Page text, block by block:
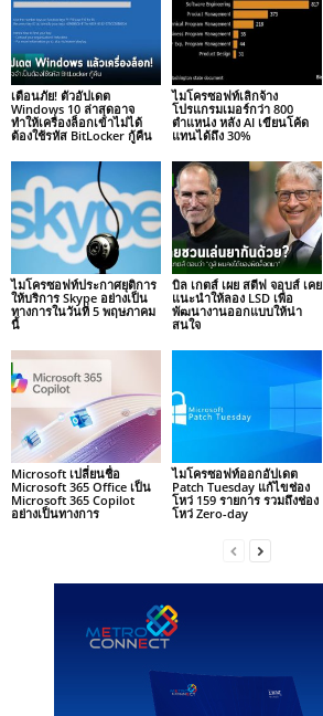
เตือนภัย! ตัวอัปเดต
Windows 10 ล่าสุดอาจ
ทำให้เครื่องล็อกเข้าไม่ได้
ต้องใช้รหัส BitLocker กู้คืน
ไมโครซอฟท์เลิกจ้าง
โปรแกรมเมอร์กว่า 800
ตำแหน่ง หลัง AI เขียนโค้ด
แทนได้ถึง 30%
ไมโครซอฟท์ประกาศยุติการ
ให้บริการ Skype อย่างเป็น
ทางการในวันที่ 5 พฤษภาคม
นี้
บิล เกตส์ เผย สตีฟ จอบส์ เคย
แนะนำให้ลอง LSD เพื่อ
พัฒนางานออกแบบให้น่า
สนใจ
Microsoft เปลี่ยนชื่อ
Microsoft 365 Office เป็น
Microsoft 365 Copilot
อย่างเป็นทางการ
ไมโครซอฟท์ออกอัปเดต
Patch Tuesday แก้ไขช่อง
โหว่ 159 รายการ รวมถึงช่อง
โหว่ Zero-day